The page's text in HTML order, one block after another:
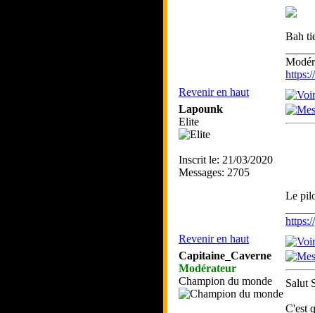
Bah
Revenir en haut
Lapounk
Elite
Inscrit le: 21/03/2020
Messages: 2705
Le
Revenir en haut
Capitaine_Caverne
Modérateur
Champion du monde
Salut
C'est